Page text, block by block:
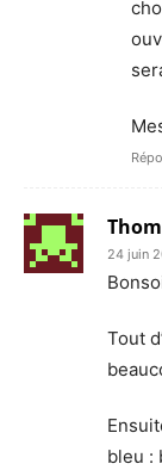
Thom
24 juin
Tout
bleu :